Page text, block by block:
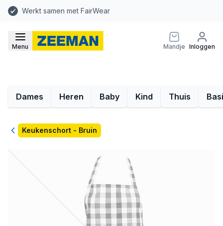
Werkt samen met FairWear
Menu Mandje Inloggen
Dames Heren Baby Kind Thuis
TerugKeukenschort - Bruin